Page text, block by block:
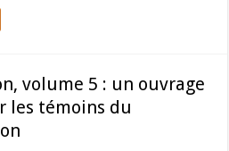
volume 5 : un ouvrage
les témoins du